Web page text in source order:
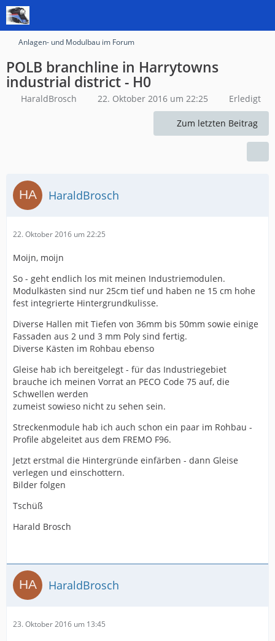
Anlagen- und Modulbau im Forum
POLB branchline in Harrytowns
industrial district - H0
HaraldBrosch 22. Oktober 2016 um 22:25 Erledigt
Zum letzten Beitrag
HaraldBrosch
22. Oktober 2016 um 22:25
Moijn, moijn
So - geht endlich los mit meinen Industriemodulen.
Modulkästen sind nur 25cm tief und haben ne 15 cm hohe
fest integrierte Hintergrundkulisse.
Diverse Hallen mit Tiefen von 36mm bis 50mm sowie einige
Fassaden aus 2 und 3 mm Poly sind fertig.
Diverse Kästen im Rohbau ebenso
Gleise hab ich bereitgelegt - für das Industriegebiet
brauche ich meinen Vorrat an PECO Code 75 auf, die
Schwellen werden
zumeist sowieso nicht zu sehen sein.
Streckenmodule hab ich auch schon ein paar im Rohbau -
Profile abgeleitet aus dem FREMO F96.
Jetzt erstmal die Hintergründe einfärben - dann Gleise
verlegen und einschottern.
Bilder folgen
Tschüß
Harald Brosch
HaraldBrosch
23. Oktober 2016 um 13:45